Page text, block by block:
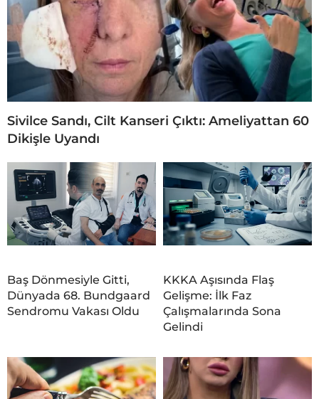
Sivilce Sandı, Cilt Kanseri Çıktı: Ameliyattan 60
Dikişle Uyandı
Baş Dönmesiyle Gitti,
Dünyada 68. Bundgaard
Sendromu Vakası Oldu
KKKA Aşısında Flaş
Gelişme: İlk Faz
Çalışmalarında Sona
Gelindi